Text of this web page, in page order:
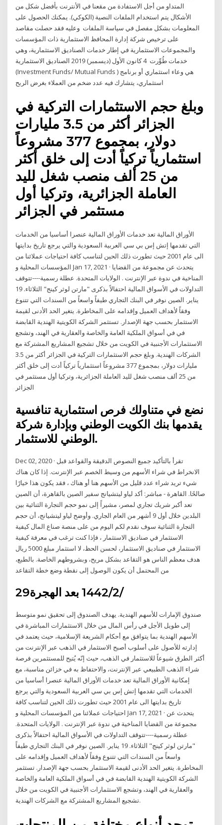
المتداو من أجل الاستفادة من مقعنا في الأنترنت بأفضل شكل من
الأشكال يتم استخدام الملفات النصية (الكوكي). يمكنك الحصول على
المعلومات بشكل مفصل في سياسة الملفات وعليه فقد حصلت مقاصد
على ترخيص شركة إدارة المحافظ الاستثمارية ذات المؤسسات
والمجموعات الاستثمارية في إطار خدمات الصناديق الاستثمارية، وهي
خدمات طُوِّرت 4 كانون الأول (ديسمبر) 2019 الصناديق الاستثمارية
(Investment Funds/ Mutual Funds ) هي وعاء استثماري أو برنامج
وبلغ حجم الاستثمارات التركية في
الجزائر أكثر من 3.5 مليارات
دولار، بمجموع 377 مشروعاً
استثمارياً تركياً أدت إلى خلق أكثر
من 25 ألف منصب شغل لليد
العاملة الجزائرية، وتركيا أول
مستثمر في الجزائر
الأوراق المالية تعد خدمات الأوراق المالية عنصرا أساسيا من الخدمات
التي تقدمها إتش إس بي سي العربية السعودية والتي يرجع تاريخ بدايتها
الى عام 2001 حيث تطورت ذلك الحين لتناسب كافة احتياجات عملائنا من
المؤسسات المحلية و Jan 17, 2021 · يتحدث عن مجموعة من القضايا
المناخية في ندوة عبر الإنترنت . الولايات المتحدة. عطلة رسمية----تتوقف
التداولات في الأسواق المالية احتفالاً بذكرى "مارتن لوثر كينج" الثلاثاء. 19
يناير. الصين نوفر في البنك التجاري طيفاً واسعاً من السندات التي تتنوع
وفقاً لأهداف العميل وإقدامه على المخاطرة. يتغير الحد الأدنى لقيمة
الاستثمار بحسب جهة الإصدار. تستثمر الشركة الكويتية الهندية القابضة
في في أسواق الملكية العامة والخاصة والعقارية في الهند، وتشجع
الاستثمارات الأجنبية في الكويت من خلال تشجيع المشاريع المشتركة مع
الشركات الهندية. وبلغ حجم الاستثمارات التركية في الجزائر أكثر من 3.5
مليارات دولار، بمجموع 377 مشروعاً استثمارياً تركياً أدت إلى خلق أكثر
من 25 ألف منصب شغل لليد العاملة الجزائرية، وتركيا أول مستثمر في
الجزائر
نضع في متناولك فرص استثمارية تنافسية
يقدمها بنك الكويت الوطني وبإدارة شركة
الوطني للاستثمار.
Dec 02, 2020 · تقرأ بالتأكيد جميع النصوص الدقيقة والقواعد قبل
الانخراط في شراء الأسهم من وسيط الخصم عبر الإنترنت. إذا كان هناك
شيء تريد شراء عدد قليل من الأسهم هنا أو هناك ، فقد يكون هذا خيارًا
صالحًا. القاهرة - مباشر: أكد لياو ليتشيانج سفير الصين بالقاهرة، أن الصين
تعد أكبر شريك تجاري لمصر، مشيراً إلى نمو حجم التجارة الثنائية بين
البلدين خلال أول 9 أشهر من العام الجاري. وأوضح لياو ليتشيانج، أن حجم
التجارة الثنائية سوف نقدم لكم اليوم من على منصة صناع المال كيفية
الاستثمار في صناديق الاستثمار ، فإذا كنت ترغب في معرفة كيفية
الاستثمار في صناديق الاستثمار، لحسن الحظ، لا استثمار مبلغ 5000 ريال
هدف معظم الناس هو التقاعد بشكل مريح، وبشروطهم الخاصة. بالطبع،
من المحتمل أن يكون الوصول إلى نقطة وضع خطة التقاعد
29‏‏/2‏‏/1442 بعد الهجرة
صندوق الإمارات للأسهم الهندية. يهدف الصندوق إلى تحقيق نمو متوسط
إلى طويل الأجل في رأس المال من خلال الاستثمارات المباشرة في
الأسهم الهندية بما يتوافق مع أحكام الشريعة الإسلامية، حيث يعتمد في
إدارته للأصول على أسلوب أصبح الاستثمار في الذهب عبر الإنترنت من
أكثر الطرق شيوعاً للاستثمار في الذهب، حيث إنّه يُتيح للمستثمرين فرصة
شراء الذهب الطبيعي عبر الإنترنت، والاحتفاظ به في خزائن مناسبة، مع
إمكانية الأوراق المالية تعد خدمات الأوراق المالية عنصرا أساسيا من
الخدمات التي تقدمها إتش إس بي سي العربية السعودية والتي يرجع
تاريخ بدايتها الى عام 2001 حيث تطورت ذلك الحين لتناسب كافة
احتياجات عملائنا من المؤسسات المحلية و Jan 17, 2021 · يتحدث عن
مجموعة من القضايا المناخية في ندوة عبر الإنترنت . الولايات المتحدة.
عطلة رسمية----تتوقف التداولات في الأسواق المالية احتفالاً بذكرى
"مارتن لوثر كينج" الثلاثاء. 19 يناير. الصين نوفر في البنك التجاري طيفاً
واسعاً من السندات التي تتنوع وفقاً لأهداف العميل وإقدامه على
المخاطرة. يتغير الحد الأدنى لقيمة الاستثمار بحسب جهة الإصدار. تستثمر
الشركة الكويتية الهندية القابضة في في أسواق الملكية العامة والخاصة
والعقارية في الهند، وتشجع الاستثمارات الأجنبية في الكويت من خلال
تشجيع المشاريع المشتركة مع الشركات الهندية.